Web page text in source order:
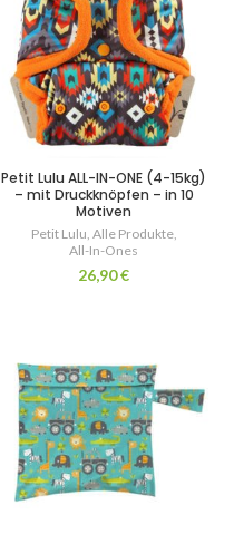
Petit Lulu ALL-IN-ONE (4-15kg)
– mit Druckknöpfen – in 10
Motiven
Petit Lulu, Alle Produkte,
All-In-Ones
26,90€